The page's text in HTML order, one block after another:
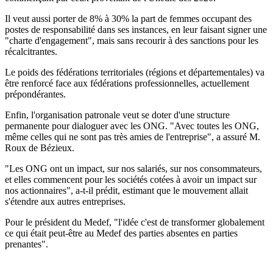
Il veut aussi porter de 8% à 30% la part de femmes occupant des
postes de responsabilité dans ses instances, en leur faisant signer une
"charte d'engagement", mais sans recourir à des sanctions pour les
récalcitrantes.
Le poids des fédérations territoriales (régions et départementales) va
être renforcé face aux fédérations professionnelles, actuellement
prépondérantes.
Enfin, l'organisation patronale veut se doter d'une structure
permanente pour dialoguer avec les ONG. "Avec toutes les ONG,
même celles qui ne sont pas très amies de l'entreprise", a assuré M.
Roux de Bézieux.
"Les ONG ont un impact, sur nos salariés, sur nos consommateurs,
et elles commencent pour les sociétés cotées à avoir un impact sur
nos actionnaires", a-t-il prédit, estimant que le mouvement allait
s'étendre aux autres entreprises.
Pour le président du Medef, "l'idée c'est de transformer globalement
ce qui était peut-être au Medef des parties absentes en parties
prenantes".